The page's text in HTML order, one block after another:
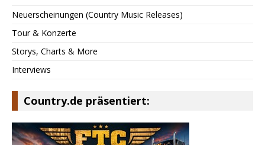
Neuerscheinungen (Country Music Releases)
Tour & Konzerte
Storys, Charts & More
Interviews
Country.de präsentiert: